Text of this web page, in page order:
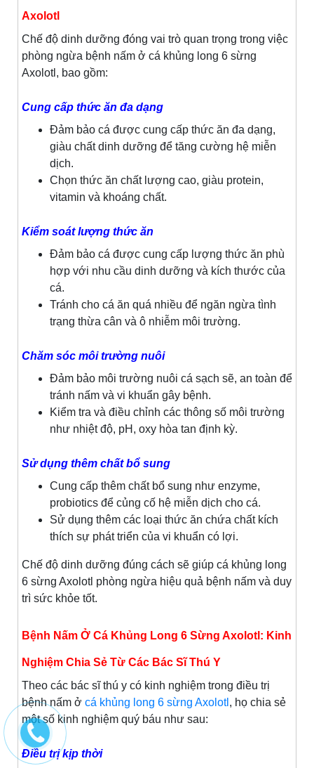
Axolotl
Chế độ dinh dưỡng đóng vai trò quan trọng trong việc
phòng ngừa bệnh nấm ở cá khủng long 6 sừng
Axolotl, bao gồm:
Cung cấp thức ăn đa dạng
Đảm bảo cá được cung cấp thức ăn đa dạng,
giàu chất dinh dưỡng để tăng cường hệ miễn
dịch.
Chọn thức ăn chất lượng cao, giàu protein,
vitamin và khoáng chất.
Kiểm soát lượng thức ăn
Đảm bảo cá được cung cấp lượng thức ăn phù
hợp với nhu cầu dinh dưỡng và kích thước của
cá.
Tránh cho cá ăn quá nhiều để ngăn ngừa tình
trạng thừa cân và ô nhiễm môi trường.
Chăm sóc môi trường nuôi
Đảm bảo môi trường nuôi cá sạch sẽ, an toàn để
tránh nấm và vi khuẩn gây bệnh.
Kiểm tra và điều chỉnh các thông số môi trường
như nhiệt độ, pH, oxy hòa tan định kỳ.
Sử dụng thêm chất bổ sung
Cung cấp thêm chất bổ sung như enzyme,
probiotics để củng cố hệ miễn dịch cho cá.
Sử dụng thêm các loại thức ăn chứa chất kích
thích sự phát triển của vi khuẩn có lợi.
Chế độ dinh dưỡng đúng cách sẽ giúp cá khủng long
6 sừng Axolotl phòng ngừa hiệu quả bệnh nấm và duy
trì sức khỏe tốt.
Bệnh Nấm Ở Cá Khủng Long 6 Sừng Axolotl: Kinh
Nghiệm Chia Sẻ Từ Các Bác Sĩ Thú Y
Theo các bác sĩ thú y có kinh nghiệm trong điều trị
bệnh nấm ở cá khủng long 6 sừng Axolotl , họ chia sẻ
một số kinh nghiệm quý báu như sau:
Điều trị kịp thời